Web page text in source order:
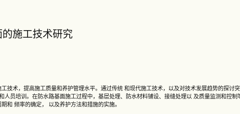
施工技术研究
技术，提高施工质量和养护管理水平。通过传统 和现代施工技术，以及对技术发展趋势的探讨
人员培训。在防水路基面施工过程中，基层处理、防水材料铺设、接缝处理以 及质量监测和控
和 频率的确定， 以及养护方法和措施的实施。